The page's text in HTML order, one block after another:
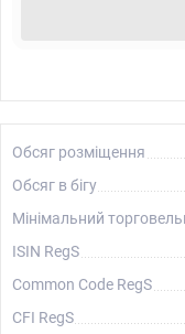
Обсяг розміщення
Обсяг в бігу
Мінімальний
ISIN RegS
Common Code RegS
CFI RegS